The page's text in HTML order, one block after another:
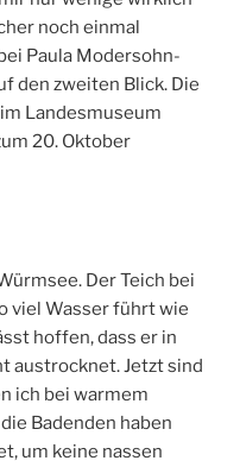
noch einmal
Paula Modersohn-
den zweiten Blick. Die
Landesmuseum
20. Oktober
Der Teich bei
viel Wasser führt wie
hoffen, dass er in
austrocknet. Jetzt sind
ich bei warmem
Badenden haben
um keine nassen